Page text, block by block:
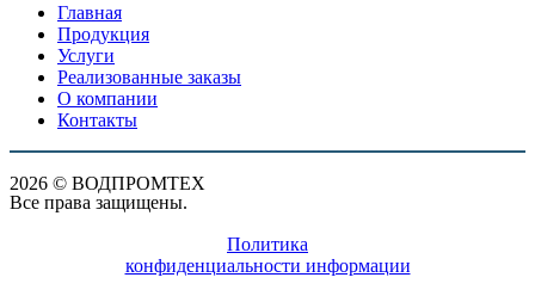
Главная
Продукция
Услуги
Реализованные заказы
О компании
Контакты
2026 © ВОДПРОМТЕХ
Все права защищены.
Политика
конфиденциальности информации